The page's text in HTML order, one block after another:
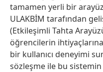
tamamen yerli bir
ULAKBİM tarafından
(Etkileşimli Tahta
öğrencilerin
bir kullanıcı deneyimi
sözleşme ile bu